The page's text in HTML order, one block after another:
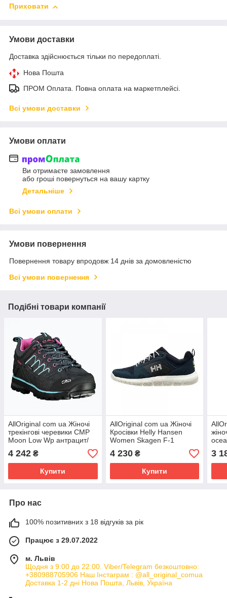
Приховати
Умови доставки
Доставка здійснюється тільки по передоплаті.
Нова Пошта
ПРОМ Оплата. Повна оплата на маркетплейсі.
Всі умови доставки
Умови оплати
Ви отримаєте замовлення
або гроші повернуться на вашу картку
Детальніше
Всі умови оплати
Умови повернення
Повернення товару впродовж 14 днів за домовленістю
Всі умови повернення
Подібні товари компанії
AllOriginal com ua Жіночі
трекінгові черевики CMP
Moon Low Wp антрацит/
аква РОЗМІРИ
ЗАПИТУЙТЕ
4 242 ₴
Купити
AllOriginal com ua Жіночі
Кросівки Helly Hansen
Women Skagen F-1
Offshore 11313-598
(Оригінал) РОЗМІРИ
4 230₴
Купити
3
Про нас
100% позитивних з 18 відгуків за рік
Працює з 29.07.2022
м. Львів
Щодня з 9:00 до 22:00. Viber/Telegram безкоштовно:
+380988705906 Наш Інстаграм : @all_original_comua
Доставка 1-2 дні Нова Пошта, Львів, Україна